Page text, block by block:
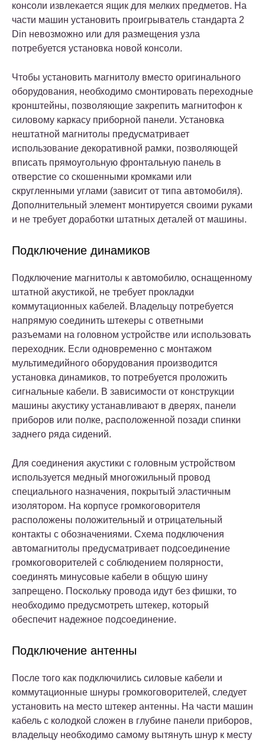
консоли извлекается ящик для мелких предметов. На
части машин установить проигрыватель стандарта 2
Din невозможно или для размещения узла
потребуется установка новой консоли.
Чтобы установить магнитолу вместо оригинального
оборудования, необходимо смонтировать переходные
кронштейны, позволяющие закрепить магнитофон к
силовому каркасу приборной панели. Установка
нештатной магнитолы предусматривает
использование декоративной рамки, позволяющей
вписать прямоугольную фронтальную панель в
отверстие со скошенными кромками или
скругленными углами (зависит от типа автомобиля).
Дополнительный элемент монтируется своими руками
и не требует доработки штатных деталей от машины.
Подключение динамиков
Подключение магнитолы к автомобилю, оснащенному
штатной акустикой, не требует прокладки
коммутационных кабелей. Владельцу потребуется
напрямую соединить штекеры с ответными
разъемами на головном устройстве или использовать
переходник. Если одновременно с монтажом
мультимедийного оборудования производится
установка динамиков, то потребуется проложить
сигнальные кабели. В зависимости от конструкции
машины акустику устанавливают в дверях, панели
приборов или полке, расположенной позади спинки
заднего ряда сидений.
Для соединения акустики с головным устройством
используется медный многожильный провод
специального назначения, покрытый эластичным
изолятором. На корпусе громкоговорителя
расположены положительный и отрицательный
контакты с обозначениями. Схема подключения
автомагнитолы предусматривает подсоединение
громкоговорителей с соблюдением полярности,
соединять минусовые кабели в общую шину
запрещено. Поскольку провода идут без фишки, то
необходимо предусмотреть штекер, который
обеспечит надежное подсоединение.
Подключение антенны
После того как подключились силовые кабели и
коммутационные шнуры громкоговорителей, следует
установить на место штекер антенны. На части машин
кабель с колодкой сложен в глубине панели приборов,
владельцу необходимо самому вытянуть шнур к месту